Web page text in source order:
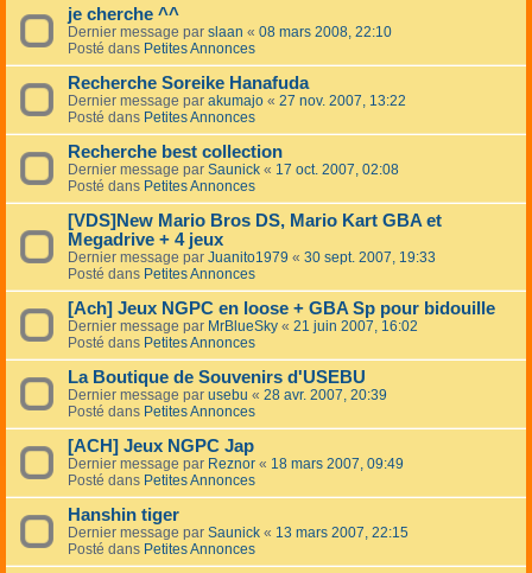
je cherche ^^
Dernier message par slaan « 08 mars 2008, 22:10
Posté dans Petites Annonces
Recherche Soreike Hanafuda
Dernier message par akumajo « 27 nov. 2007, 13:22
Posté dans Petites Annonces
Recherche best collection
Dernier message par Saunick « 17 oct. 2007, 02:08
Posté dans Petites Annonces
[VDS]New Mario Bros DS, Mario Kart GBA et
Megadrive + 4 jeux
Dernier message par Juanito1979 « 30 sept. 2007, 19:33
Posté dans Petites Annonces
[Ach] Jeux NGPC en loose + GBA Sp pour bidouille
Dernier message par MrBlueSky « 21 juin 2007, 16:02
Posté dans Petites Annonces
La Boutique de Souvenirs d'USEBU
Dernier message par usebu « 28 avr. 2007, 20:39
Posté dans Petites Annonces
[ACH] Jeux NGPC Jap
Dernier message par Reznor « 18 mars 2007, 09:49
Posté dans Petites Annonces
Hanshin tiger
Dernier message par Saunick « 13 mars 2007, 22:15
Posté dans Petites Annonces